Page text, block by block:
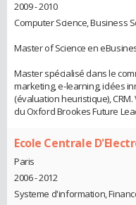
2009 - 2010
Computer Science, Business
Master of Science en
Master spécialisé dans le
marketing, e-learning, idées
(évaluation heuristique),
du Oxford Brookes Future
Ecole Centrale
Paris
2006 - 2012
Systeme d'information,